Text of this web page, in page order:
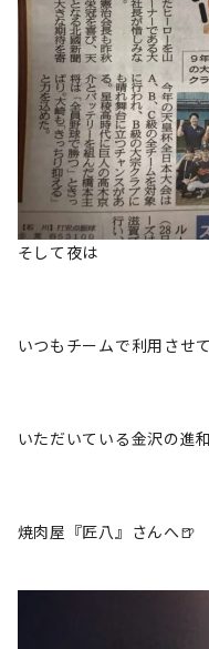
そして夜は
いつもチームで利用させて
いただいている金沢の進
焼肉屋『匠八』さんへ🍺